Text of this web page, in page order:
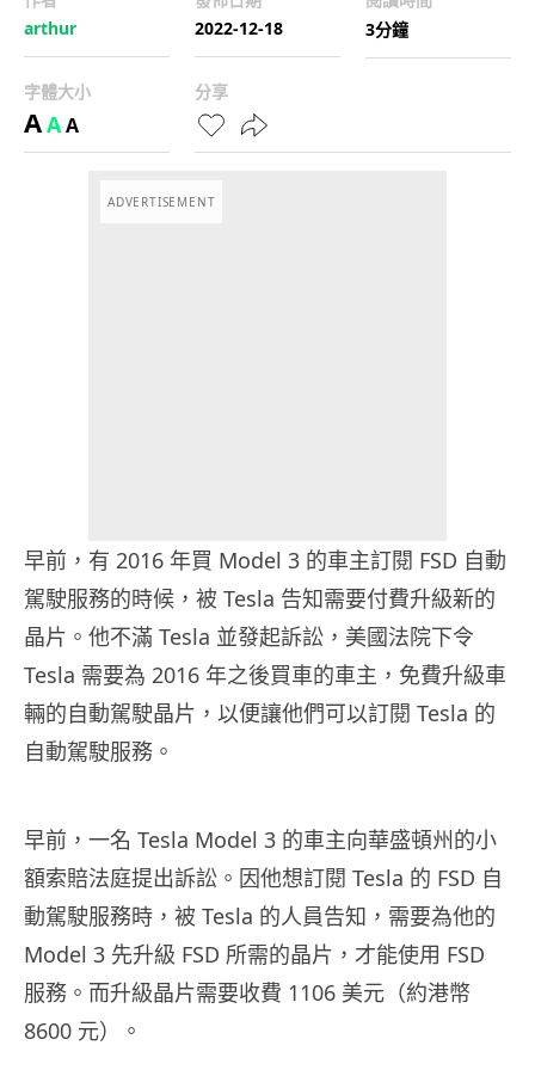
arthur
2022-12-18
3分鐘
字體大小
AAA
分享
ADVERTISEMENT
早前，有 2016 年買 Model 3 的車主訂閱 FSD 自動
駕駛服務的時候，被 Tesla 告知需要付費升級新的
晶片。他不滿 Tesla 並發起訴訟，美國法院下令
Tesla 需要為 2016 年之後買車的車主，免費升級車
輛的自動駕駛晶片，以便讓他們可以訂閱 Tesla 的
自動駕駛服務。
早前，一名 Tesla Model 3 的車主向華盛頓州的小
額索賠法庭提出訴訟。因他想訂閱 Tesla 的 FSD 自
動駕駛服務時，被 Tesla 的人員告知，需要為他的
Model 3 先升級 FSD 所需的晶片，才能使用 FSD
服務。而升級晶片需要收費 1106 美元（約港幣
8600 元）。